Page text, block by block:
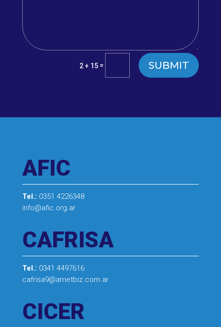
2 + 15 = SUBMIT
AFIC
Tel.: 0351 4226348
info@afic.org.ar
CAFRISA
Tel.: 0341 4497616
cafrisa9@arnetbiz.com.ar
CICER